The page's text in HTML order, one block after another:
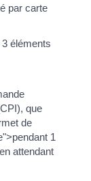
par carte
éléments
que
de
1
attendant